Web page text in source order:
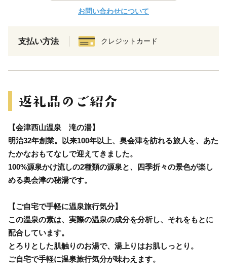
お問い合わせについて
支払い方法 クレジットカード
【会津西山温泉 滝の湯】
明治32年創業。以来100年以上、奥会津を訪れる旅人を、あた
たかなおもてなしで迎えてきました。
100%源泉かけ流しの2種類の源泉と、四季折々の景色が楽し
める奥会津の秘湯です。
【ご自宅で手軽に温泉旅行気分】
この温泉の素は、実際の温泉の成分を分析し、それをもとに
配合しています。
とろりとした肌触りのお湯で、湯上りはお肌しっとり。
ご自宅で手軽に温泉旅行気分が味わえます。